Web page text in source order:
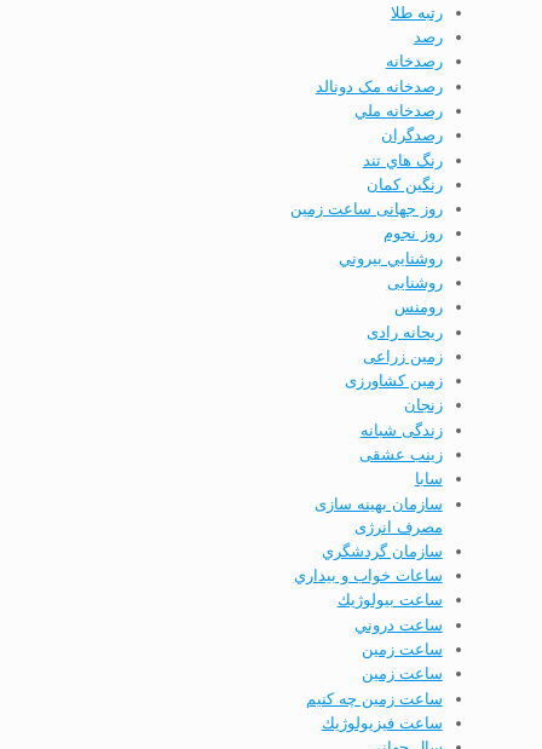
رتبه طلا
رصد
رصدخانه
رصدخانه مک دونالد
رصدخانه ملي
رصدگران
رنگ هاي تند
رنگین کمان
روز جهانی ساعت زمین
روز نجوم
روشنايي بيروني
روشنایی
رومنس
ریحانه رادی
زمین زراعی
زمین کشاورزی
زنجان
زندگی شبانه
زینب عشقی
سابا
سازمان بهینه­ سازی
مصرف انرژی
سازمان گردشگري
ساعات خواب و بيداري
ساعت بيولوژيك
ساعت دروني
ساعت زمين
ساعت زمین
ساعت زمین چه کنیم
ساعت فيزيولوژيك